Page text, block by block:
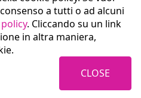
a tutti o ad alcuni
. Cliccando su un link
in altra maniera,
CLOSE